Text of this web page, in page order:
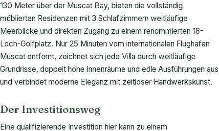
130 Meter über der Muscat Bay, bieten die vollständig
möblierten Residenzen mit 3 Schlafzimmern weitläufige
Meerblicke und direkten Zugang zu einem renommierten 18-
Loch-Golfplatz. Nur 25 Minuten vom internationalen Flughafen
Muscat entfernt, zeichnet sich jede Villa durch weitläufige
Grundrisse, doppelt hohe Innenräume und edle Ausführungen aus
und verbindet moderne Eleganz mit zeitloser Handwerkskunst.
Der Investitionsweg
Eine qualifizierende Investition hier kann zu einem